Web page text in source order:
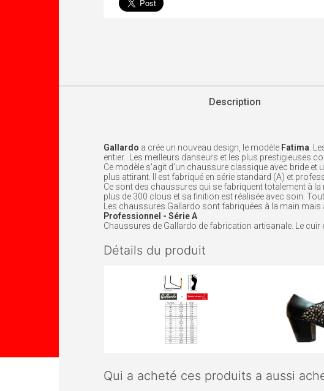
Description
Gallardo a crée un nouveau design, le modèle Fatima.
entier. Les meilleurs danseurs et les plus prestigieuses
Ce modèle s'agit d'un chaussure classique avec bride et
plus attirant. Il est fabriqué en série standard (A) et
Ce sont des chaussures qui se fabriquent totalement à
plus de 300 clous et sa finition est réalisée avec soin.
Les chaussures Gallardo sont fabriquées à la main
Professionnel - Série A
Chaussures de Gallardo de fabrication artisanale. Le
Détails du produit
Qui a acheté ces produits a aussi